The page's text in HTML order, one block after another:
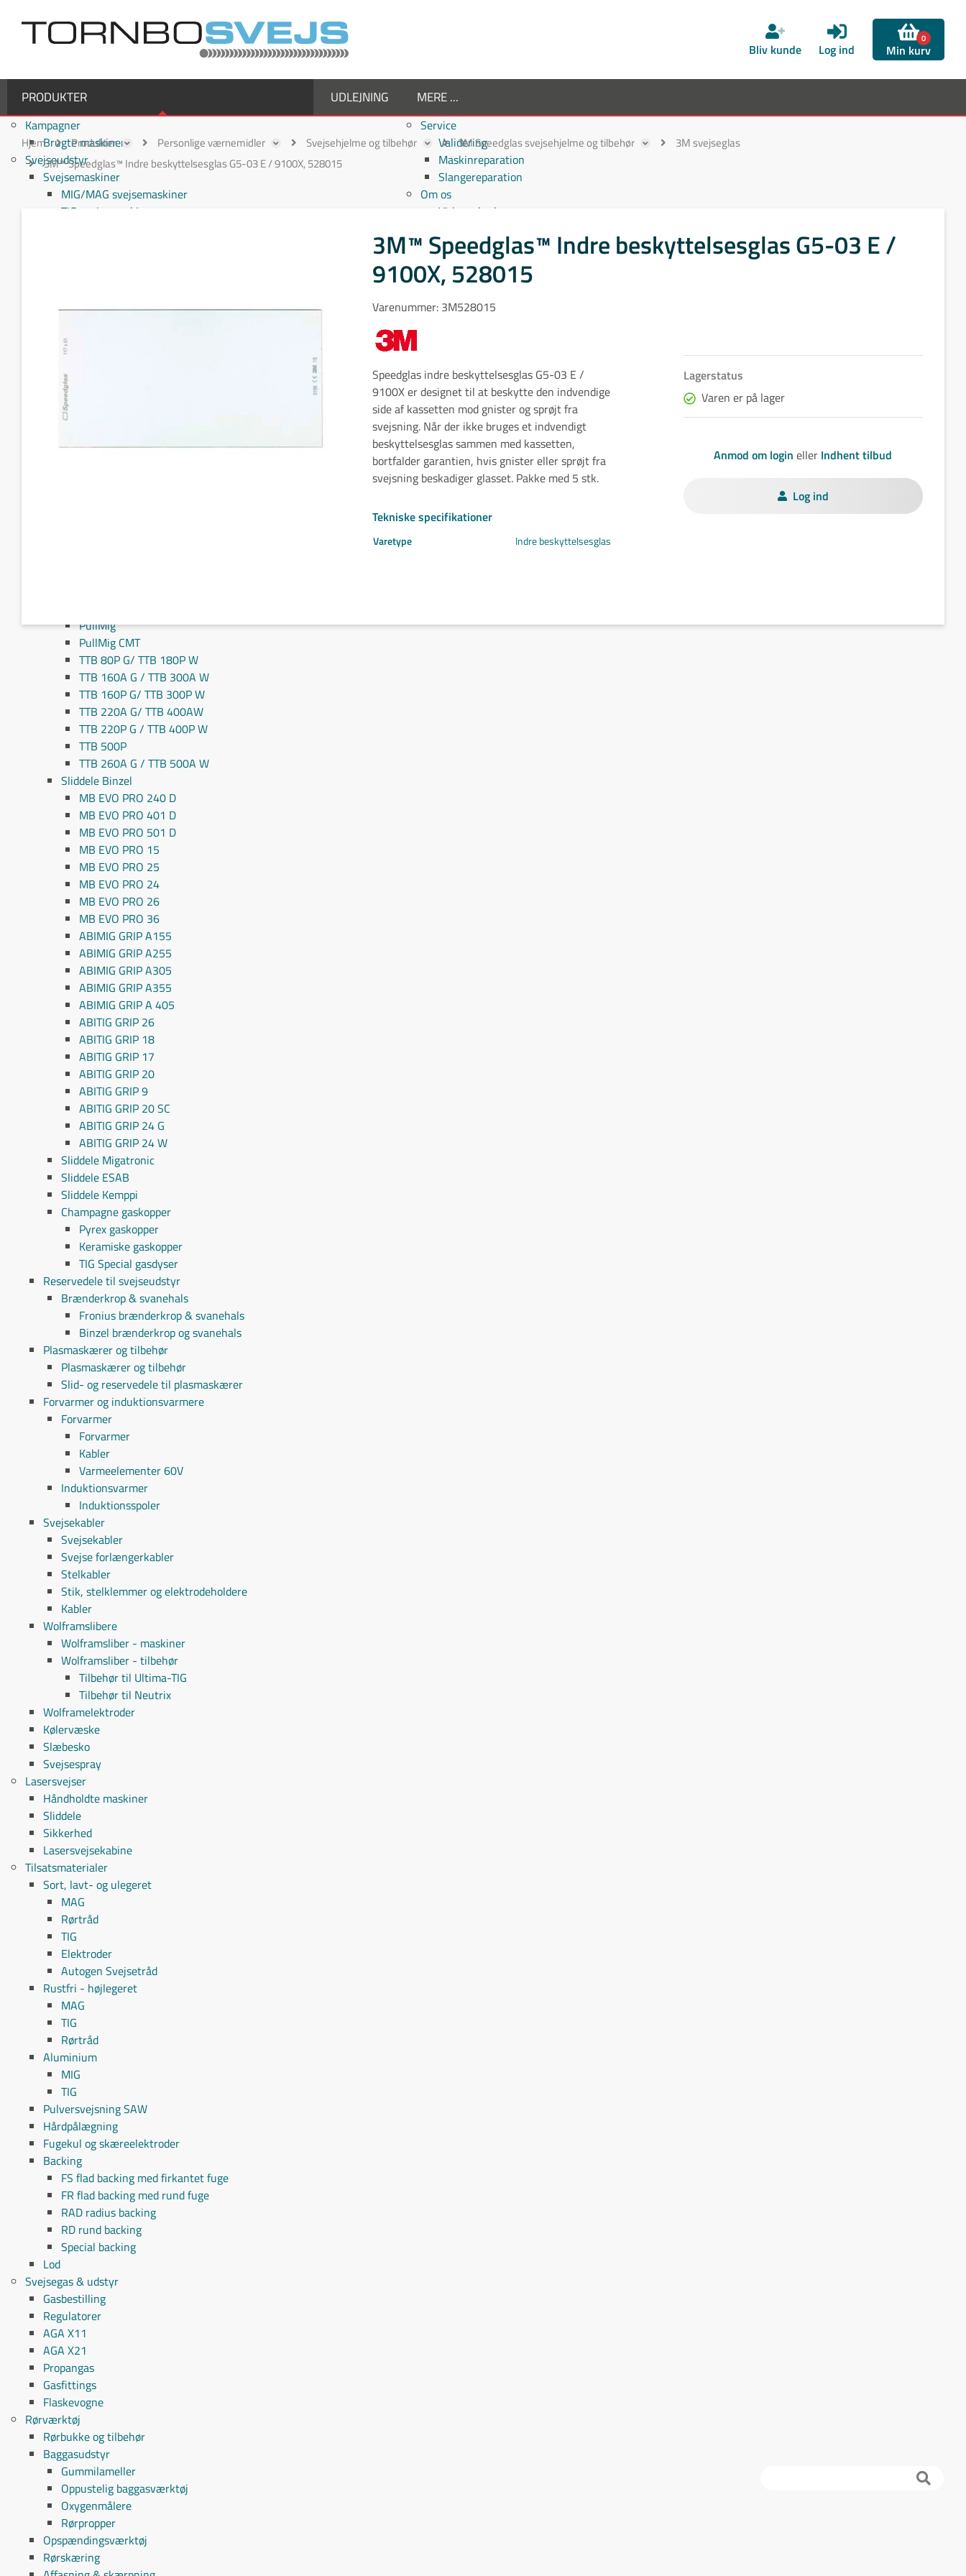
Bliv kunde Log ind
0
Min kurv
PRODUKTER
Kampagner
Brugte maskiner
Svejseudstyr
Svejsemaskiner
MIG/MAG svejsemaskiner
TIG svejsemaskiner
Fronius svejseslanger
Sliddele Fronius
MTG 320i / MTB 320i G
PullMig
PullMig CMT
TTB 80P G/ TTB 180P W
TTB 160A G / TTB 300A W
TTB 160P G/ TTB 300P W
TTB 220A G/ TTB 400AW
TTB 220P G / TTB 400P W
TTB 500P
TTB 260A G / TTB 500A W
Sliddele Binzel
MB EVO PRO 240 D
MB EVO PRO 401 D
MB EVO PRO 501 D
MB EVO PRO 15
MB EVO PRO 25
MB EVO PRO 24
MB EVO PRO 26
MB EVO PRO 36
ABIMIG GRIP A155
ABIMIG GRIP A255
ABIMIG GRIP A305
ABIMIG GRIP A355
ABIMIG GRIP A 405
ABITIG GRIP 26
ABITIG GRIP 18
ABITIG GRIP 17
ABITIG GRIP 20
ABITIG GRIP 9
ABITIG GRIP 20 SC
ABITIG GRIP 24 G
ABITIG GRIP 24 W
Sliddele Migatronic
Sliddele ESAB
Sliddele Kemppi
Champagne gaskopper
Pyrex gaskopper
Keramiske gaskopper
TIG Special gasdyser
Reservedele til svejseudstyr
Brænderkrop & svanehals
Fronius brænderkrop & svanehals
Binzel brænderkrop og svanehals
Plasmaskærer og tilbehør
Plasmaskærer og tilbehør
Slid- og reservedele til plasmaskærer
Forvarmer og induktionsvarmere
Forvarmer
Forvarmer
Kabler
Varmeelementer 60V
Induktionsvarmer
Induktionsspoler
Svejsekabler
Svejsekabler
Svejse forlængerkabler
Stelkabler
Stik, stelklemmer og elektrodeholdere
Kabler
Wolframslibere
Wolframsliber - maskiner
Wolframsliber - tilbehør
Tilbehør til Ultima-TIG
Tilbehør til Neutrix
Wolframelektroder
Kølervæske
Slæbesko
Svejsespray
Lasersvejser
Håndholdte maskiner
Sliddele
Sikkerhed
Lasersvejsekabine
Tilsatsmaterialer
Sort, lavt- og ulegeret
MAG
Rørtråd
TIG
Elektroder
Autogen Svejsetråd
Rustfri - højlegeret
MAG
TIG
Rørtråd
Aluminium
MIG
TIG
Pulversvejsning SAW
Hårdpålægning
Fugekul og skæreelektroder
Backing
FS flad backing med firkantet fuge
FR flad backing med rund fuge
RAD radius backing
RD rund backing
Special backing
Lod
Svejsegas & udstyr
Gasbestilling
Regulatorer
AGA X11
AGA X21
Propangas
Gasfittings
Flaskevogne
Rørværktøj
Rørbukke og tilbehør
Baggasudstyr
Gummilameller
Oppustelig baggasværktøj
Oxygenmålere
Rørpropper
Opspændingsværktøj
Rørskæring
UDLEJNING MERE ...
Service
Validering
Maskinreparation
Slangereparation
Om os
Virksomheden
Medarbejdere
Job hos TornboSvejs
Kvalitetspolitik
Nyheder hos TornboSvejs
Mærker
Cepro
Fliess
Fronius
Grupa
Hypertherm
Reuter
NST
Kontakt
Hjem Produkter Personlige værnemidler Svejsehjelme og tilbehør 3M Speedglas svejsehjelme og tilbehør
3M svejseglas
3M™ Speedglas™ Indre beskyttelsesglas G5-03 E / 9100X, 528015
3M™ Speedglas™ Indre beskyttelsesglas G5-03 E /
9100X, 528015
Varenummer: 3M528015
Speedglas indre beskyttelsesglas G5-03 E /
9100X er designet til at beskytte den indvendige
side af kassetten mod gnister og sprøjt fra
svejsning. Når der ikke bruges et indvendigt
beskyttelsesglas sammen med kassetten,
bortfalder garantien, hvis gnister eller sprøjt fra
svejsning beskadiger glasset. Pakke med 5 stk.
Tekniske specifikationer
Varetype Indre beskyttelsesglas
Lagerstatus
Varen er på lager
Anmod om login eller Indhent tilbud
Log ind